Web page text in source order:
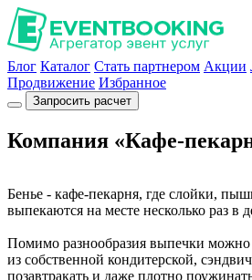
Блог Каталог Стать партнером Акции
Продвижение Избранное
Запросить расчет
Компания «Кафе-
Бенье - кафе-пекарня, где слойки,
выпекаются на месте несколько раз в
Помимо разнообразия выпечки можно
из собственной кондитерской,
позавтракать и даже плотно